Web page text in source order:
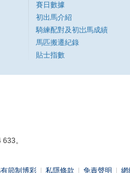
賽日數據
初出馬介紹
騎練配對及初岀馬成績
馬匹搬遷紀錄
貼士指數
。
節制博彩 私隱條款 免責聲明 網